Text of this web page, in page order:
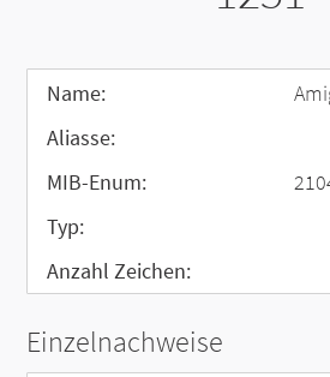
Name:
Aliasse:
MIB-Enum:
Typ:
Anzahl Zeichen:
Einzelnachweise